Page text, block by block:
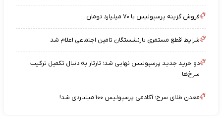
فروش گزینه پرسپولیس با ۷۰ میلیارد تومان
شرایط قطع مستمری بازنشستگان تامین اجتماعی اعلام شد
دو خرید جدید پرسپولیس نهایی شد؛ تارتار به دنبال تکمیل ترکیب
سرخ‌ها
معدن طلای سرخ؛ آکادمی پرسپولیس ۱۰۰ میلیاردی شد!